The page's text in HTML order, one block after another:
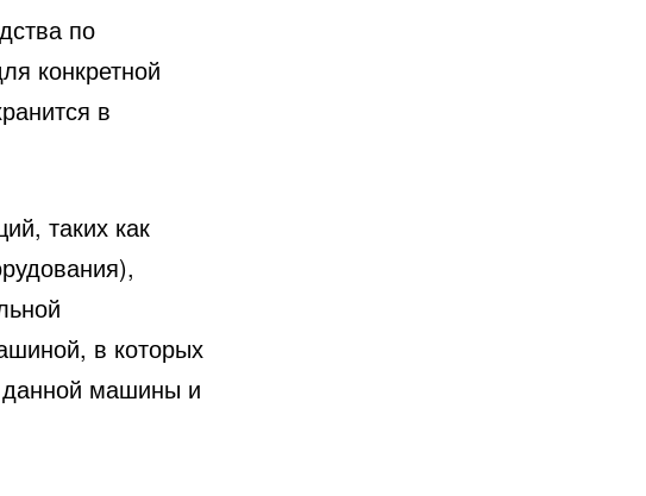
по
конкретной
в
таких как
в которых
данной машины и